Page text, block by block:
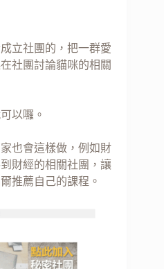
立社團的，把一群愛
社團討論貓咪的相關
以囉。
也會這樣做，例如財
財經的相關社團，讓
推薦自己的課程。